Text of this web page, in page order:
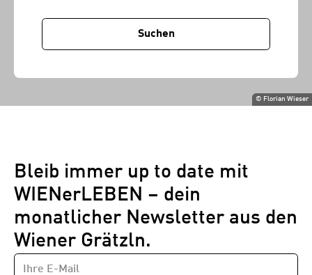
© Florian Wieser
Suchen
Bleib immer up to date mit
WIENerLEBEN – dein
monatlicher Newsletter aus den
Wiener Grätzln.
Newsletter
E-
MAIL-